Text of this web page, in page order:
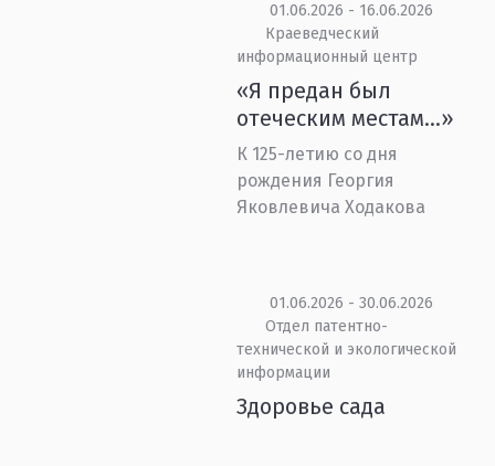
01.06.2026 - 16.06.2026
Краеведческий
информационный центр
«Я предан был
отеческим местам...»
К 125-летию со дня
рождения Георгия
Яковлевича Ходакова
01.06.2026 - 30.06.2026
Отдел патентно-
технической и экологической
информации
Здоровье сада